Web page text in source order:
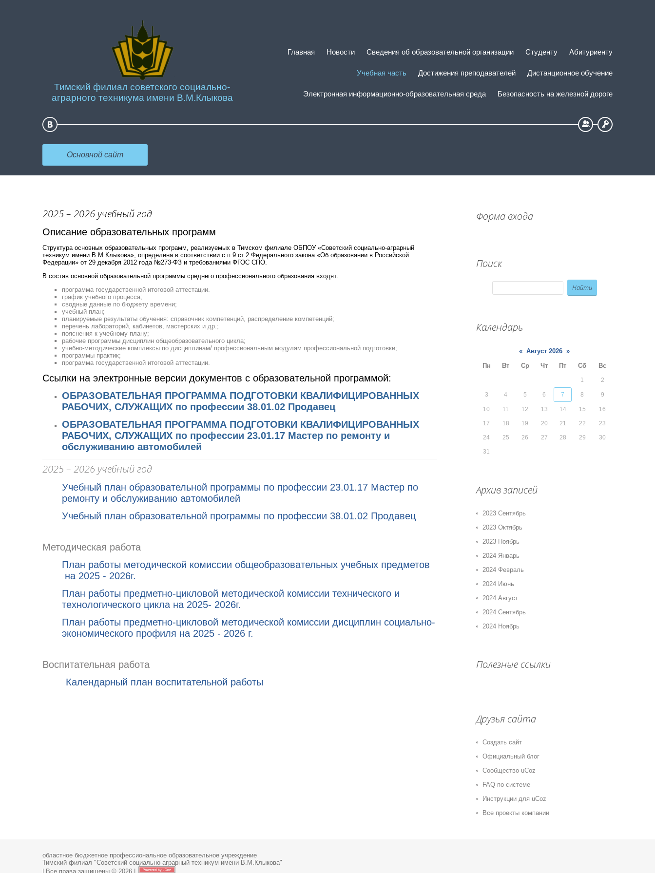
Тимский филиал советского социально-
аграрного техникума имени В.М.Клыкова
Главная Новости Сведения об образовательной организации Студенту Абитуриенту
Учебная часть Достижения преподавателей Дистанционное обучение
Электронная информационно-образовательная среда Безопасность на железной дороге
Регистрация
Основной сайт
2025 – 2026 учебный год
Описание образовательных программ
Структура основных образовательных программ, реализуемых в Тимском филиале ОБПОУ «Советский социально-аграрный
техникум имени В.М.Клыкова», определена в соответствии с п.9 ст.2 Федерального закона «Об образовании в Российской
Федерации» от 29 декабря 2012 года №273-ФЗ и требованиями ФГОС СПО.
В состав основной образовательной программы среднего профессионального образования входят:
программа государственной итоговой аттестации.
график учебного процесса;
сводные данные по бюджету времени;
учебный план;
планируемые результаты обучения: справочник компетенций, распределение компетенций;
перечень лабораторий, кабинетов, мастерских и др.;
пояснения к учебному плану;
рабочие программы дисциплин общеобразовательного цикла;
учебно-методические комплексы по дисциплинам/ профессиональным модулям профессиональной подготовки;
программы практик;
программа государственной итоговой аттестации.
Ссылки на электронные версии документов с образовательной программой:
ОБРАЗОВАТЕЛЬНАЯ ПРОГРАММА ПОДГОТОВКИ КВАЛИФИЦИРОВАННЫХ
РАБОЧИХ, СЛУЖАЩИХ по профессии 38.01.02 Продавец
ОБРАЗОВАТЕЛЬНАЯ ПРОГРАММА ПОДГОТОВКИ КВАЛИФИЦИРОВАННЫХ
РАБОЧИХ, СЛУЖАЩИХ по профессии 23.01.17 Мастер по ремонту и
обслуживанию автомобилей
2025 – 2026 учебный год
Учебный план образовательной программы по профессии 23.01.17 Мастер по
ремонту и обслуживанию автомобилей
Учебный план образовательной программы по профессии 38.01.02 Продавец
Методическая работа
План работы методической комиссии общеобразовательных учебных предметов
на 2025 - 2026г.
План работы предметно-цикловой методической комиссии технического и
технологического цикла на 2025- 2026г.
План работы предметно-цикловой методической комиссии дисциплин социально-
экономического профиля на 2025 - 2026 г.
Воспитательная работа
Календарный план воспитательной работы
Форма входа
Поиск
Календарь
« Август 2026 »
Пн
Вт Ср Чт Пт Сб Вс
1 2
3 4 5 6 7 8 9
10 11 12 13 14 15 16
17 18 19 20 21 22 23
24 25 26 27 28 29 30
31
Архив записей
2023 Сентябрь
2023 Октябрь
2023 Ноябрь
2024 Январь
2024 Февраль
2024 Июнь
2024 Август
2024 Сентябрь
2024 Ноябрь
Полезные ссылки
Друзья сайта
Создать сайт
Официальный блог
Сообщество uCoz
FAQ по системе
Инструкции для uCoz
Все проекты компании
областное бюджетное профессиональное образовательное учреждение
Тимский филиал "Советский социально-аграрный техникум имени В.М.Клыкова"
| Все права защищены © 2026 |